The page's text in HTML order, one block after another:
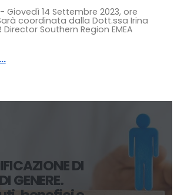
- Giovedì 14 Settembre 2023, ore
coordinata dalla Dott.ssa Irina
Director Southern Region EMEA
DI
GENERE.